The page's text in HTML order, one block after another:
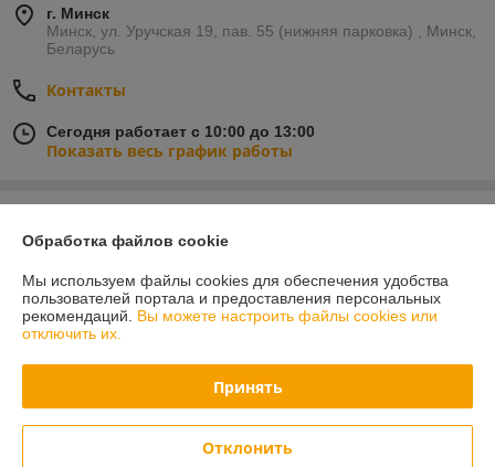
г. Минск
Минск, ул. Уручская 19, пав. 55 (нижняя парковка) , Минск,
Беларусь
Контакты
Сегодня работает с 10:00 до 13:00
Показать весь график работы
19.07.2026
Поляков Кирилл
Обработка файлов cookie
Мы используем файлы cookies для обеспечения удобства
пользователей портала и предоставления персональных
рекомендаций. Вы можете настроить файлы cookies или
отключить их.
Принять
Отклонить